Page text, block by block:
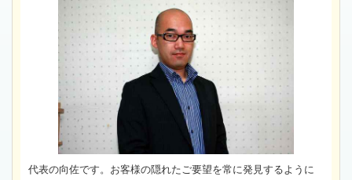
代表の向佐です。お客様の隠れたご要望を常に発見するように